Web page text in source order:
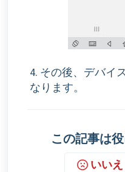
4. その後、デバイ
なります。
この記事は
いいえ